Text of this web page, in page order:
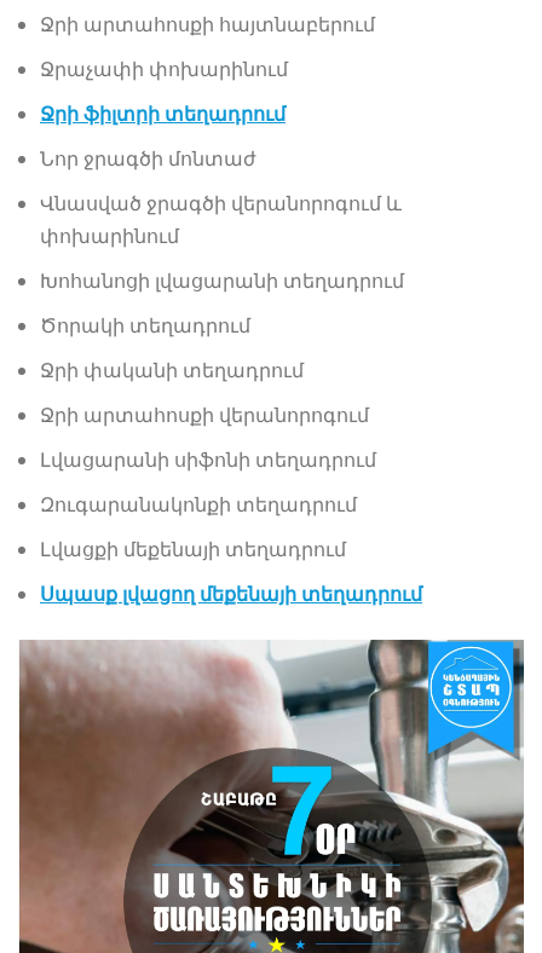
Ջրի արտահոսքի հայտնաբերում
Ջրաչափի փոխարինում
Ջրի ֆիլտրի տեղադրում
Նոր ջրագծի մոնտաժ
Վնասված ջրագծի վերանորոգում և
փոխարինում
Խոհանոցի լվացարանի տեղադրում
Ծորակի տեղադրում
Ջրի փականի տեղադրում
Ջրի արտահոսքի վերանորոգում
Լվացարանի սիֆոնի տեղադրում
Զուգարանակոնքի տեղադրում
Լվացքի մեքենայի տեղադրում
Սպասք լվացող մեքենայի տեղադրում